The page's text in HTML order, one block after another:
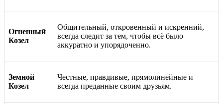
Огненный
Козел
Общительный, откровенный и искренний,
всегда следит за тем, чтобы всё было
аккуратно и упорядоченно.
Земной
Козел
Честные, правдивые, прямолинейные и
всегда преданные своим друзьям.